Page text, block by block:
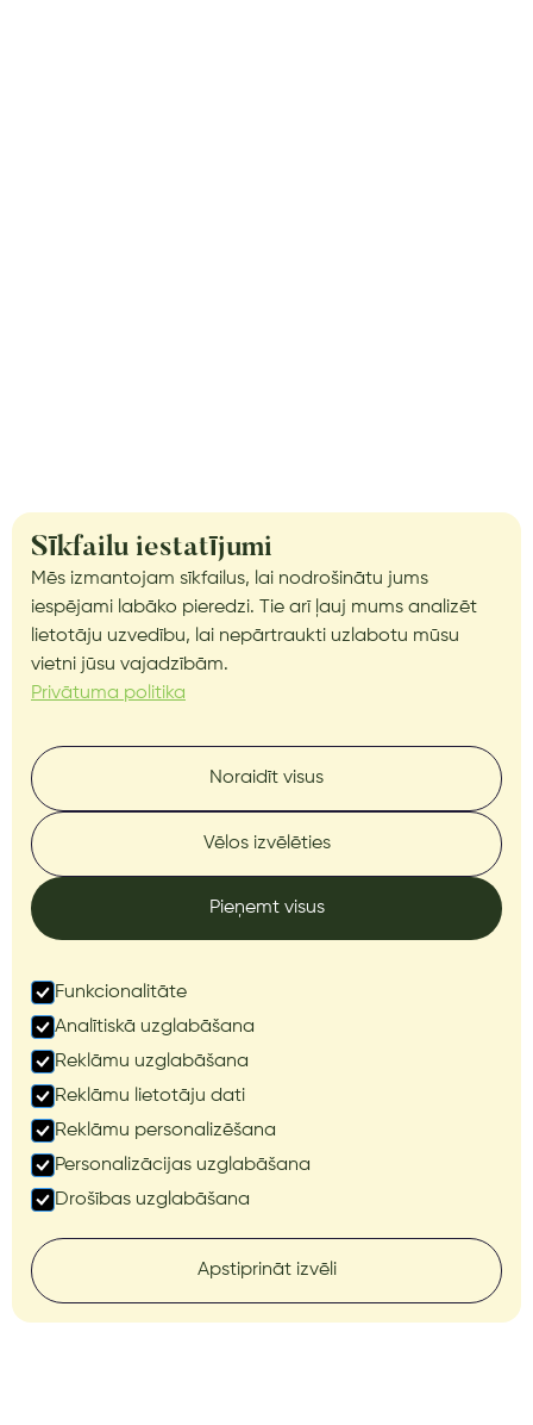
Sīkfailu iestatījumi
Mēs izmantojam sīkfailus, lai nodrošinātu jums
iespējami labāko pieredzi. Tie arī ļauj mums analizēt
lietotāju uzvedību, lai nepārtraukti uzlabotu mūsu
vietni jūsu vajadzībām.
Privātuma politika
Noraidīt visus
Vēlos izvēlēties
Pieņemt visus
Funkcionalitāte
Analītiskā uzglabāšana
Reklāmu uzglabāšana
Reklāmu lietotāju dati
Reklāmu personalizēšana
Personalizācijas uzglabāšana
Drošības uzglabāšana
Apstiprināt izvēli